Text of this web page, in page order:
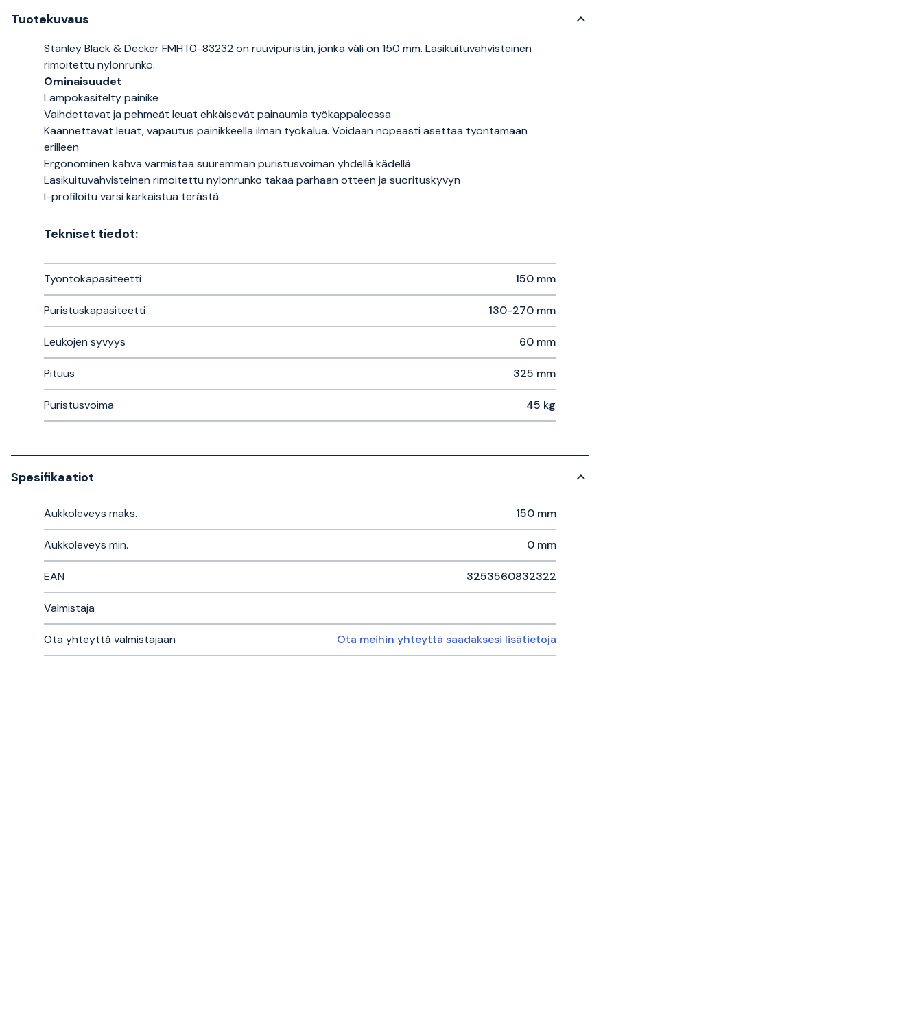
Tuotekuvaus
Stanley Black & Decker FMHT0-83232 on ruuvipuristin, jonka väli on 150 mm. Lasikuituvahvisteinen
rimoitettu nylonrunko.
Ominaisuudet
Lämpökäsitelty painike
Vaihdettavat ja pehmeät leuat ehkäisevät painaumia työkappaleessa
Käännettävät leuat, vapautus painikkeella ilman työkalua. Voidaan nopeasti asettaa työntämään
erilleen
Ergonominen kahva varmistaa suuremman puristusvoiman yhdellä kädellä
Lasikuituvahvisteinen rimoitettu nylonrunko takaa parhaan otteen ja suorituskyvyn
I-profiloitu varsi karkaistua terästä
Tekniset tiedot:
Työntökapasiteetti 150 mm
Puristuskapasiteetti 130-270 mm
Leukojen syvyys 60 mm
Pituus 325 mm
Puristusvoima 45 kg
Spesifikaatiot
Aukkoleveys maks. 150 mm
Aukkoleveys min. 0 mm
EAN 3253560832322
Valmistaja
Ota yhteyttä valmistajaan Ota meihin yhteyttä saadaksesi lisätietoja